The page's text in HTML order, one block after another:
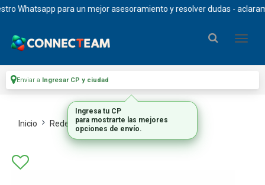
Whatsapp para un mejor asesoramiento y resolver dudas -
Enviar a Ingresar CP y ciudad
Inicio Redes Firewalls
Ingresa tu CP
para mostrarte las mejores
opciones de envío.